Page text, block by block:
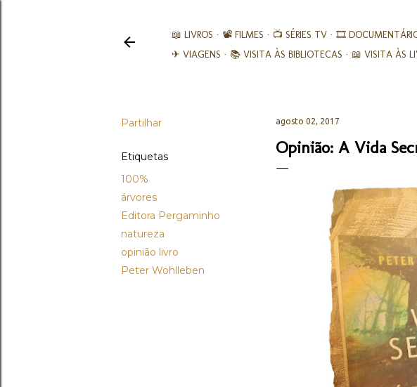
📖 LIVROS 📽️ FILMES 📺 SÉRIES TV 🎞︎
✈ VIAGENS
📚︎ VISITA ÀS BIBLIOTECAS 📖 VISITA ÀS
Partilhar
Etiquetas
100%
árvores
Editora Pergaminho
natureza
opinião livro
Peter Wohlleben
agosto 02, 2017
Opinião: A Vida